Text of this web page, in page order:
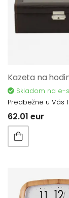
Skladom na e-
Predbežne u Vás
62.01 eur